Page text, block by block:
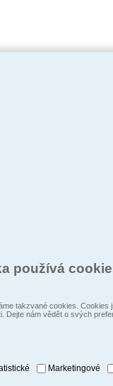
používá
takzvané cookies.
Dejte nám vědět o svých
Marketingové